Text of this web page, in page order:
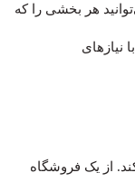
هر بخشی را که
نیازهای
از یک فروشگاه